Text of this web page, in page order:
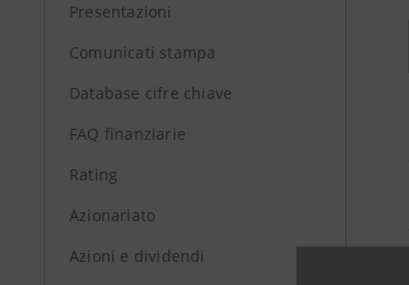
Presentazioni
Comunicati stampa
Database cifre chiave
FAQ finanziarie
Rating
Azionariato
Azioni e dividendi